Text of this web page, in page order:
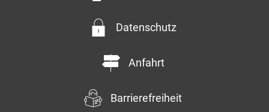
Datenschutz
Anfahrt
Barrierefreiheit